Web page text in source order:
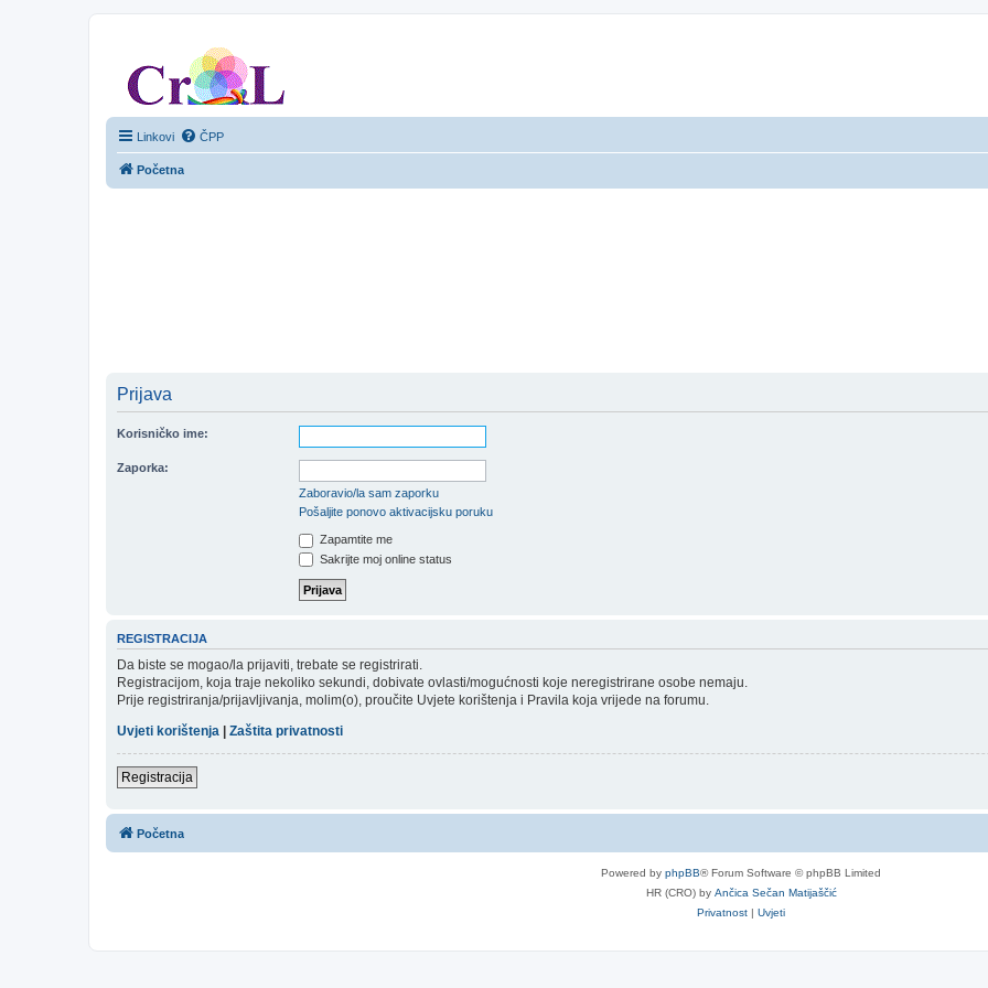
Linkovi ČPP
Početna
Prijava
Korisničko ime:
Zaporka:
Zaboravio/la sam zaporku
Pošaljite ponovo aktivacijsku poruku
Zapamtite me
Sakrijte moj online status
REGISTRACIJA
Da biste se mogao/la prijaviti, trebate se registrirati.
Registracijom, koja traje nekoliko sekundi, dobivate ovlasti/mogućnosti koje neregistrirane osobe nemaju.
Prije registriranja/prijavljivanja, molim(o), proučite Uvjete korištenja i Pravila koja vrijede na forumu.
Uvjeti korištenja | Zaštita privatnosti
Registracija
Početna
Powered by phpBB® Forum Software © phpBB Limited
HR (CRO) by Ančica Sečan Matijaščić
Privatnost | Uvjeti